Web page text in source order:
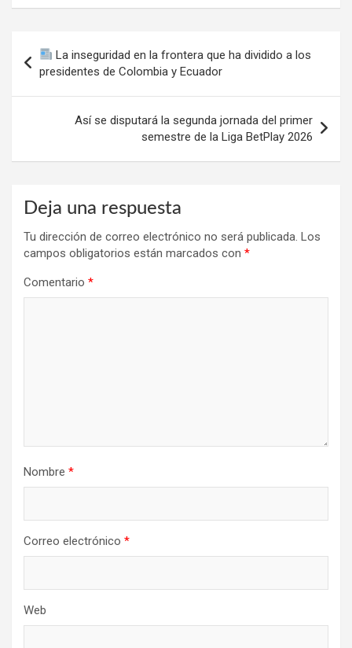
de
entradas
La inseguridad en la frontera que ha dividido a los
presidentes de Colombia y Ecuador
Así se disputará la segunda jornada del primer
semestre de la Liga BetPlay 2026
Deja una respuesta
Tu dirección de correo electrónico no será publicada. Los
campos obligatorios están marcados con *
Comentario *
Nombre *
Correo electrónico *
Web